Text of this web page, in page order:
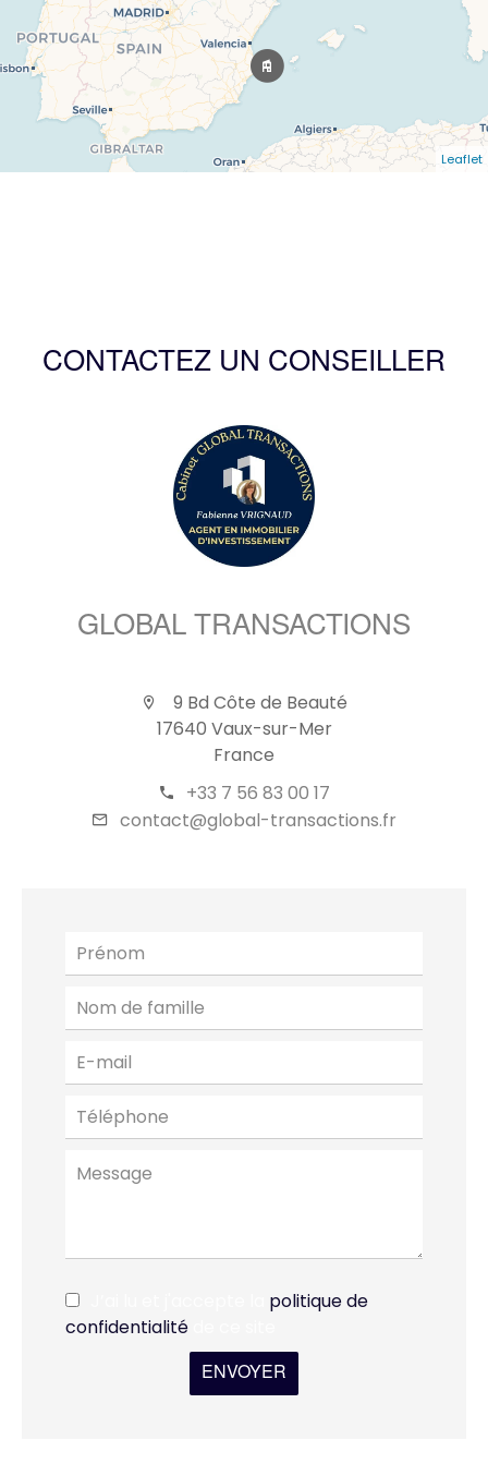
Leaflet
CONTACTEZ UN CONSEILLER
GLOBAL TRANSACTIONS
9 Bd Côte de Beauté
17640 Vaux-sur-Mer
France
+33 7 56 83 00 17
contact@global-transactions.fr
politique de
confidentialité
ENVOYER